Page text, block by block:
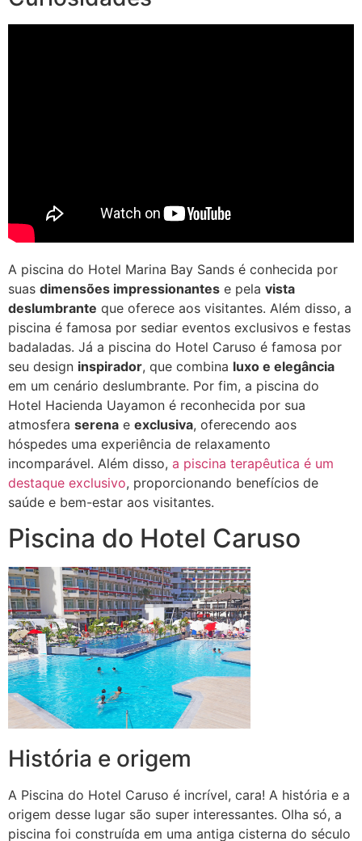
A piscina do Hotel Marina Bay Sands é conhecida por
suas dimensões impressionantes e pela vista
deslumbrante que oferece aos visitantes. Além disso, a
piscina é famosa por sediar eventos exclusivos e festas
badaladas. Já a piscina do Hotel Caruso é famosa por
seu design inspirador, que combina luxo e elegância
em um cenário deslumbrante. Por fim, a piscina do
Hotel Hacienda Uayamon é reconhecida por sua
atmosfera serena e exclusiva, oferecendo aos
hóspedes uma experiência de relaxamento
incomparável. Além disso, a piscina terapêutica é um
destaque exclusivo, proporcionando benefícios de
saúde e bem-estar aos visitantes.
Piscina do Hotel Caruso
História e origem
A Piscina do Hotel Caruso é incrível, cara! A história e a
origem desse lugar são super interessantes. Olha só, a
piscina foi construída em uma antiga cisterna do século